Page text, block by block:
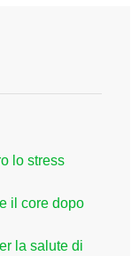
lo stress
il core dopo
la salute di